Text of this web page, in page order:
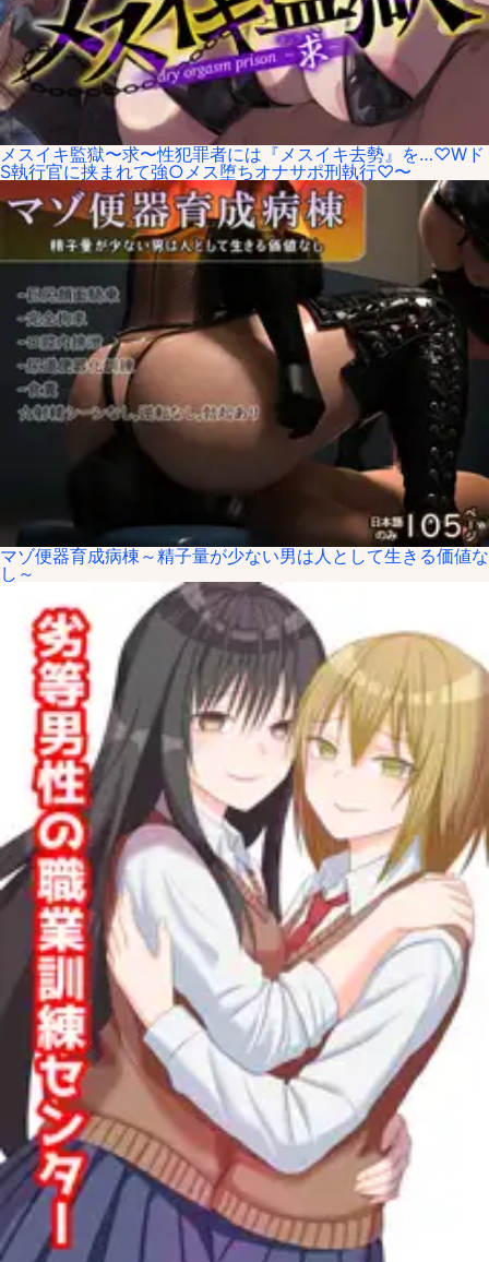
メスイキ監獄〜求〜性犯罪者には『メスイキ去勢』を…♡Wド
S執行官に挟まれて強○メス堕ちオナサポ刑執行♡〜
マゾ便器育成病棟～精子量が少ない男は人として生きる価値な
し～